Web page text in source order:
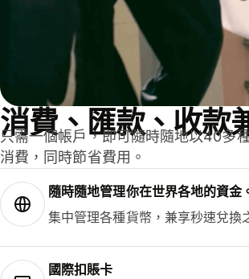
消費、匯款、收款
只需一個帳戶，即可隨時隨地以40多
消費，同時節省費用。
隨時隨地管理你在世界各地的資金
集中管理各種貨幣，兼享秒速兌換
國際扣賬卡